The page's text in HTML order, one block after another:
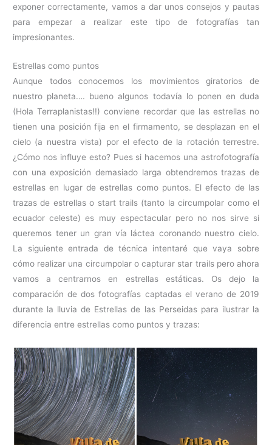
exponer correctamente, vamos a dar unos consejos y pautas
para empezar a realizar este tipo de fotografías tan
impresionantes.
Estrellas como puntos
Aunque todos conocemos los movimientos giratorios de
nuestro planeta…. bueno algunos todavía lo ponen en duda
(Hola Terraplanistas!!) conviene recordar que las estrellas no
tienen una posición fija en el firmamento, se desplazan en el
cielo (a nuestra vista) por el efecto de la rotación terrestre.
¿Cómo nos influye esto? Pues si hacemos una astrofotografía
con una exposición demasiado larga obtendremos trazas de
estrellas en lugar de estrellas como puntos. El efecto de las
trazas de estrellas o start trails (tanto la circumpolar como el
ecuador celeste) es muy espectacular pero no nos sirve si
queremos tener un gran vía láctea coronando nuestro cielo.
La siguiente entrada de técnica intentaré que vaya sobre
cómo realizar una circumpolar o capturar star trails pero ahora
vamos a centrarnos en estrellas estáticas. Os dejo la
comparación de dos fotografías captadas el verano de 2019
durante la lluvia de Estrellas de las Perseidas para ilustrar la
diferencia entre estrellas como puntos y trazas: